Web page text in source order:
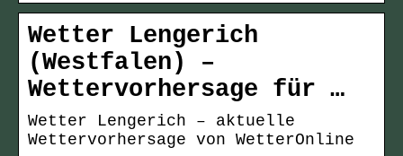
Wetter Lengerich
(Westfalen) –
Wettervorhersage für …
Wetter Lengerich – aktuelle
Wettervorhersage von WetterOnline